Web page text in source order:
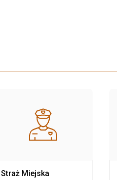
Straż Miejska